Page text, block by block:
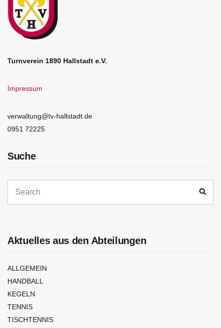
Turnverein 1890 Hallstadt e.V.
Impressum
verwaltung@tv-hallstadt.de
0951 72225
Suche
for:
Aktuelles aus den Abteilungen
ALLGEMEIN
HANDBALL
KEGELN
TENNIS
TISCHTENNIS